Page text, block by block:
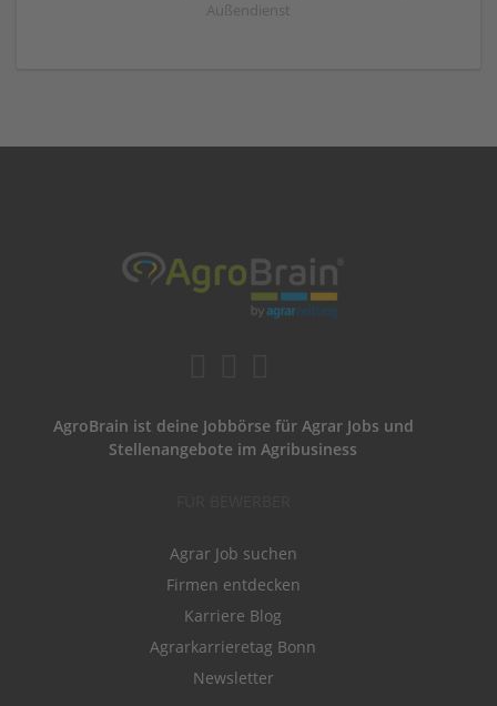
Außendienst
AgroBrain ist deine Jobbörse für Agrar Jobs und
Stellenangebote im Agribusiness
Agrar Job suchen
Firmen entdecken
Karriere Blog
Agrarkarrieretag Bonn
Newsletter